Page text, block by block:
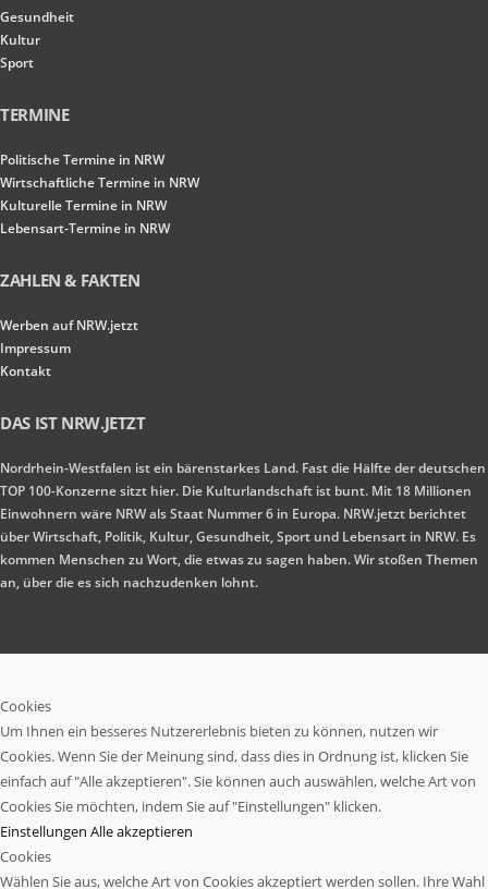
Gesundheit
Kultur
Sport
TERMINE
Politische Termine in NRW
Wirtschaftliche Termine in NRW
Kulturelle Termine in NRW
Lebensart-Termine in NRW
ZAHLEN & FAKTEN
Werben auf NRW.jetzt
Impressum
Kontakt
DAS IST NRW.JETZT
Nordrhein-Westfalen ist ein bärenstarkes Land. Fast die Hälfte der deutschen
TOP 100-Konzerne sitzt hier. Die Kulturlandschaft ist bunt. Mit 18 Millionen
Einwohnern wäre NRW als Staat Nummer 6 in Europa. NRW.jetzt berichtet
über Wirtschaft, Politik, Kultur, Gesundheit, Sport und Lebensart in NRW. Es
kommen Menschen zu Wort, die etwas zu sagen haben. Wir stoßen Themen
an, über die es sich nachzudenken lohnt.
Cookies
Um Ihnen ein besseres Nutzererlebnis bieten zu können, nutzen wir
Cookies. Wenn Sie der Meinung sind, dass dies in Ordnung ist, klicken Sie
einfach auf "Alle akzeptieren". Sie können auch auswählen, welche Art von
Cookies Sie möchten, indem Sie auf "Einstellungen" klicken.
Einstellungen Alle akzeptieren
Cookies
Wählen Sie aus, welche Art von Cookies akzeptiert werden sollen. Ihre Wahl